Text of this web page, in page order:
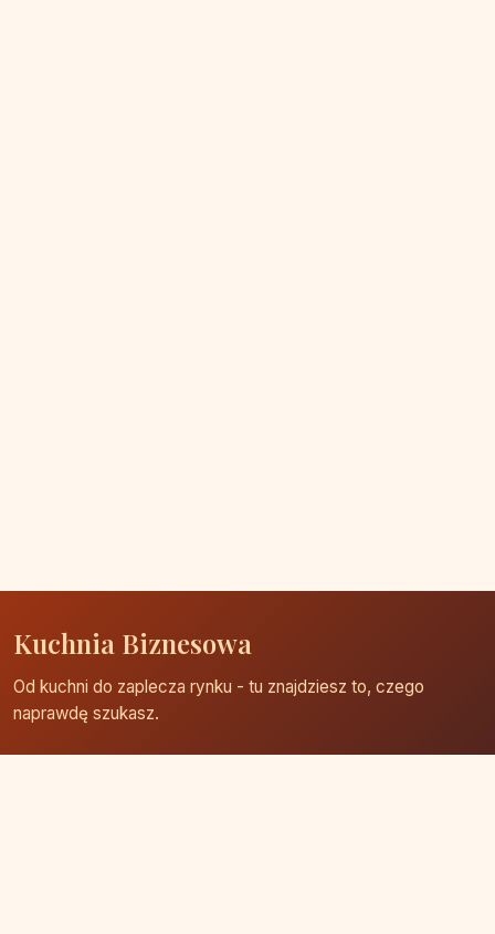
Kuchnia Biznesowa
Od kuchni do zaplecza rynku - tu znajdziesz to, czego
naprawdę szukasz.